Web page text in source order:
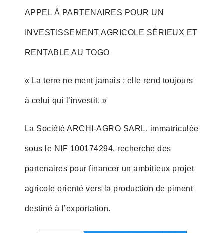
APPEL À PARTENAIRES POUR UN
INVESTISSEMENT AGRICOLE SÉRIEUX ET
RENTABLE AU TOGO
« La terre ne ment jamais : elle rend toujours
à celui qui l’investit. »
La Société ARCHI-AGRO SARL, immatriculée
sous le NIF 100174294, recherche des
partenaires pour financer un ambitieux projet
agricole orienté vers la production de piment
destiné à l’exportation.